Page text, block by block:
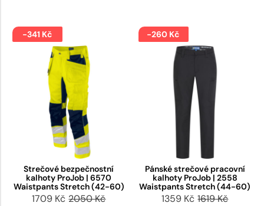
-341 Kč
Strečové bezpečnostní
kalhoty ProJob | 6570
Waistpants Stretch (42-60)
1709 Kč 2050 Kč
-260 Kč
Pánské strečové pracovní
kalhoty ProJob | 2558
Waistpants Stretch (44-60)
1359 Kč 1619 Kč